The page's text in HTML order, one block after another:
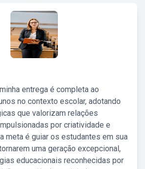
entrega é completa ao
no contexto escolar, adotando
que valorizam relações
por criatividade e
meta é guiar os estudantes em sua
uma geração excepcional,
educacionais reconhecidas por